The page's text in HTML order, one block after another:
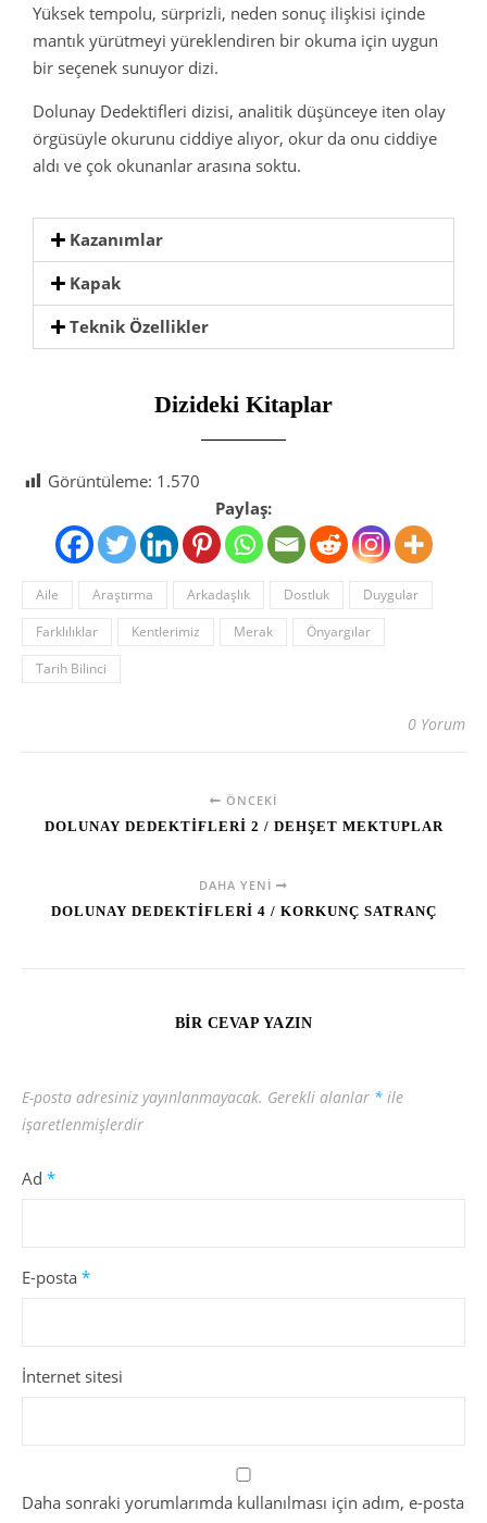
Yüksek tempolu, sürprizli, neden sonuç ilişkisi içinde
mantık yürütmeyi yüreklendiren bir okuma için uygun
bir seçenek sunuyor dizi.
Dolunay Dedektifleri dizisi, analitik düşünceye iten olay
örgüsüyle okurunu ciddiye alıyor, okur da onu ciddiye
aldı ve çok okunanlar arasına soktu.
Kazanımlar
Kapak
Teknik Özellikler
Dizideki Kitaplar
Görüntüleme: 1.570
Paylaş:
Aile Araştırma Arkadaşlık Dostluk
Duygular
Farklılıklar
Kentlerimiz Merak
Önyargılar
Tarih Bilinci
0 Yorum
ÖNCEKI
DOLUNAY DEDEKTİFLERİ 2 / DEHŞET MEKTUPLAR
DAHA YENI
DOLUNAY DEDEKTİFLERİ 4 / KORKUNÇ SATRANÇ
BIR CEVAP YAZIN
E-posta adresiniz yayınlanmayacak. Gerekli alanlar * ile
işaretlenmişlerdir
Ad *
E-posta *
İnternet sitesi
Daha sonraki yorumlarımda kullanılması için adım, e-posta